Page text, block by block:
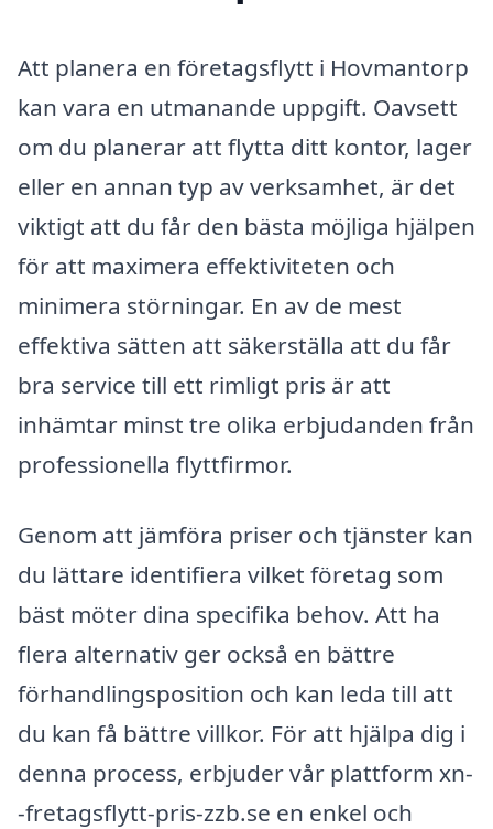
Att planera en företagsflytt i Hovmantorp
kan vara en utmanande uppgift. Oavsett
om du planerar att flytta ditt kontor, lager
eller en annan typ av verksamhet, är det
viktigt att du får den bästa möjliga hjälpen
för att maximera effektiviteten och
minimera störningar. En av de mest
effektiva sätten att säkerställa att du får
bra service till ett rimligt pris är att
inhämtar minst tre olika erbjudanden från
professionella flyttfirmor.
Genom att jämföra priser och tjänster kan
du lättare identifiera vilket företag som
bäst möter dina specifika behov. Att ha
flera alternativ ger också en bättre
förhandlingsposition och kan leda till att
du kan få bättre villkor. För att hjälpa dig i
denna process, erbjuder vår plattform xn-
-fretagsflytt-pris-zzb.se en enkel och